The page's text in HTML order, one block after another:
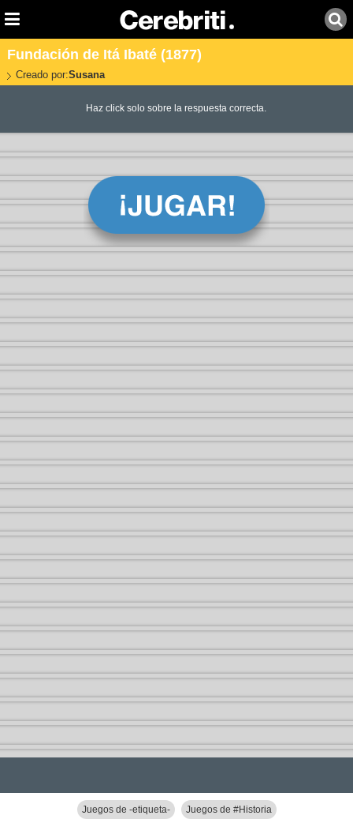
Fundación de Itá Ibaté (1877)
Creado por:Susana
Haz click solo sobre la respuesta correcta.
Juegos de -etiqueta- Juegos de #Historia